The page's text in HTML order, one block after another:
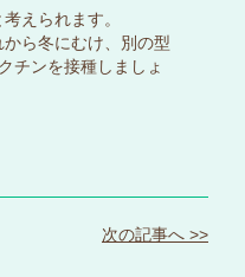
えられます。
ら冬にむけ、別の型
チンを接種しましょ
次の記事へ >>